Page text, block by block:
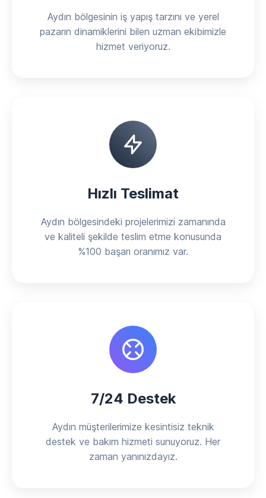
Aydın bölgesinin iş yapış tarzını ve yerel
pazarın dinamiklerini bilen uzman ekibimizle
hizmet veriyoruz.
Hızlı Teslimat
Aydın bölgesindeki projelerimizi zamanında
ve kaliteli şekilde teslim etme konusunda
%100 başarı oranımız var.
7/24 Destek
Aydın müşterilerimize kesintisiz teknik
destek ve bakım hizmeti sunuyoruz. Her
zaman yanınızdayız.